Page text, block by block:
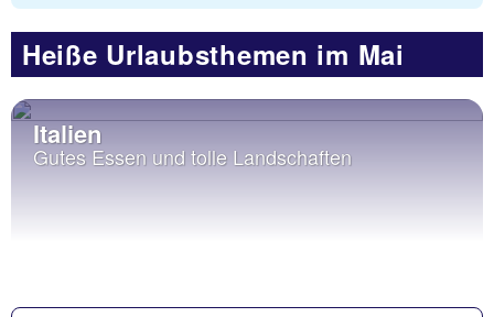
Heiße Urlaubsthemen im Mai
Italien
Gutes Essen und tolle Landschaften